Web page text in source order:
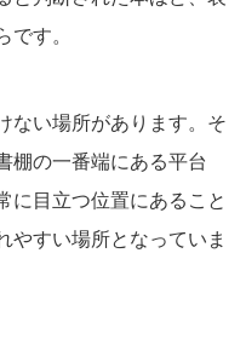
す。
ない場所があります。そ
棚の一番端にある平台
に目立つ位置にあること
やすい場所となっていま